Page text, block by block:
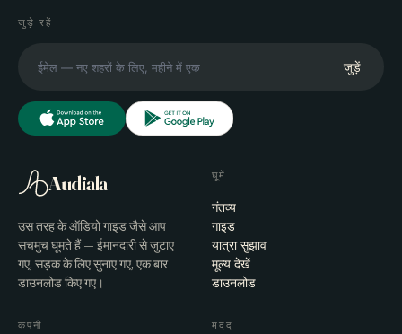
जुड़े रहें
जुड़ें
Audiala
उस तरह के ऑडियो गाइड जैसे आप
सचमुच घूमते हैं — ईमानदारी से जुटाए
गए, सड़क के लिए सुनाए गए, एक बार
डाउनलोड किए गए।
घूमें
गंतव्य
गाइड
यात्रा सुझाव
मूल्य देखें
डाउनलोड
कंपनी मदद